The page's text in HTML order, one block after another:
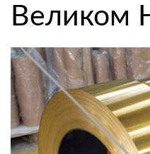
Великом